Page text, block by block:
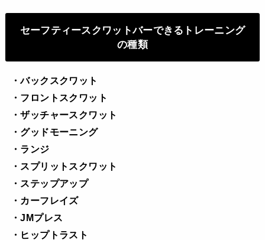
セーフティースクワットバーできるトレーニング
の種類
・バックスクワット
・フロントスクワット
・ザッチャースクワット
・グッドモーニング
・ランジ
・スプリットスクワット
・ステップアップ
・カーフレイズ
・JMプレス
・ヒップトラスト